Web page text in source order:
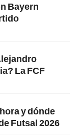
Bayern
La FCF
y dónde
Futsal 2026